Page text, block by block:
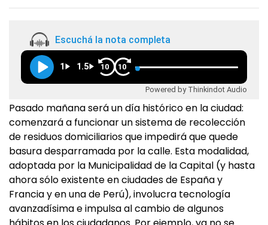
Escuchá la nota completa
1 1.5 10 10
Powered by Thinkindot Audio
Pasado mañana será un día histórico en la ciudad:
comenzará a funcionar un sistema de recolección
de residuos domiciliarios que impedirá que quede
basura desparramada por la calle. Esta modalidad,
adoptada por la Municipalidad de la Capital (y hasta
ahora sólo existente en ciudades de España y
Francia y en una de Perú), involucra tecnología
avanzadísima e impulsa al cambio de algunos